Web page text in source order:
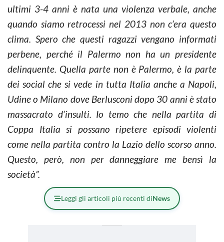
ultimi 3-4 anni è nata una violenza verbale, anche
quando siamo retrocessi nel 2013 non c’era questo
clima. Spero che questi ragazzi vengano informati
perbene, perché il Palermo non ha un presidente
delinquente. Quella parte non è Palermo, è la parte
dei social che si vede in tutta Italia anche a Napoli,
Udine o Milano dove Berlusconi dopo 30 anni è stato
massacrato d’insulti. Io temo che nella partita di
Coppa Italia si possano ripetere episodi violenti
come nella partita contro la Lazio dello scorso anno.
Questo, però, non per danneggiare me bensì la
società”.
Leggi gli articoli più recenti diNews